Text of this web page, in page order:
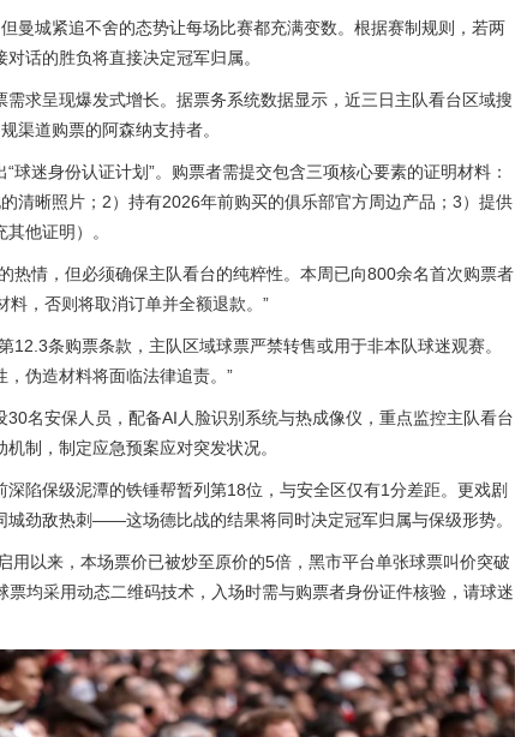
曼城紧追不舍的态势让每场比赛都充满变数。根据赛制规则，若两
话的胜负将直接决定冠军归属。
求呈现爆发式增长。据票务系统数据显示，近三日主队看台区域搜
渠道购票的阿森纳支持者。
球迷身份认证计划”。购票者需提交包含三项核心要素的证明材料：
清晰照片；2）持有2026年前购买的俱乐部官方周边产品；3）提供
他证明）。
热情，但必须确保主队看台的纯粹性。本周已向800余名首次购票者
料，否则将取消订单并全额退款。”
12.3条购票条款，主队区域球票严禁转售或用于非本队球迷观赛。
伪造材料将面临法律追责。”
名安保人员，配备AI人脸识别系统与热成像仪，重点监控主队看台
制，制定应急预案应对突发状况。
陷保级泥潭的铁锤帮暂列第18位，与安全区仅有1分差距。更戏剧
城劲敌热刺——这场德比战的结果将同时决定冠军归属与保级形势。
用以来，本场票价已被炒至原价的5倍，黑市平台单张球票叫价突破
票均采用动态二维码技术，入场时需与购票者身份证件核验，请球迷